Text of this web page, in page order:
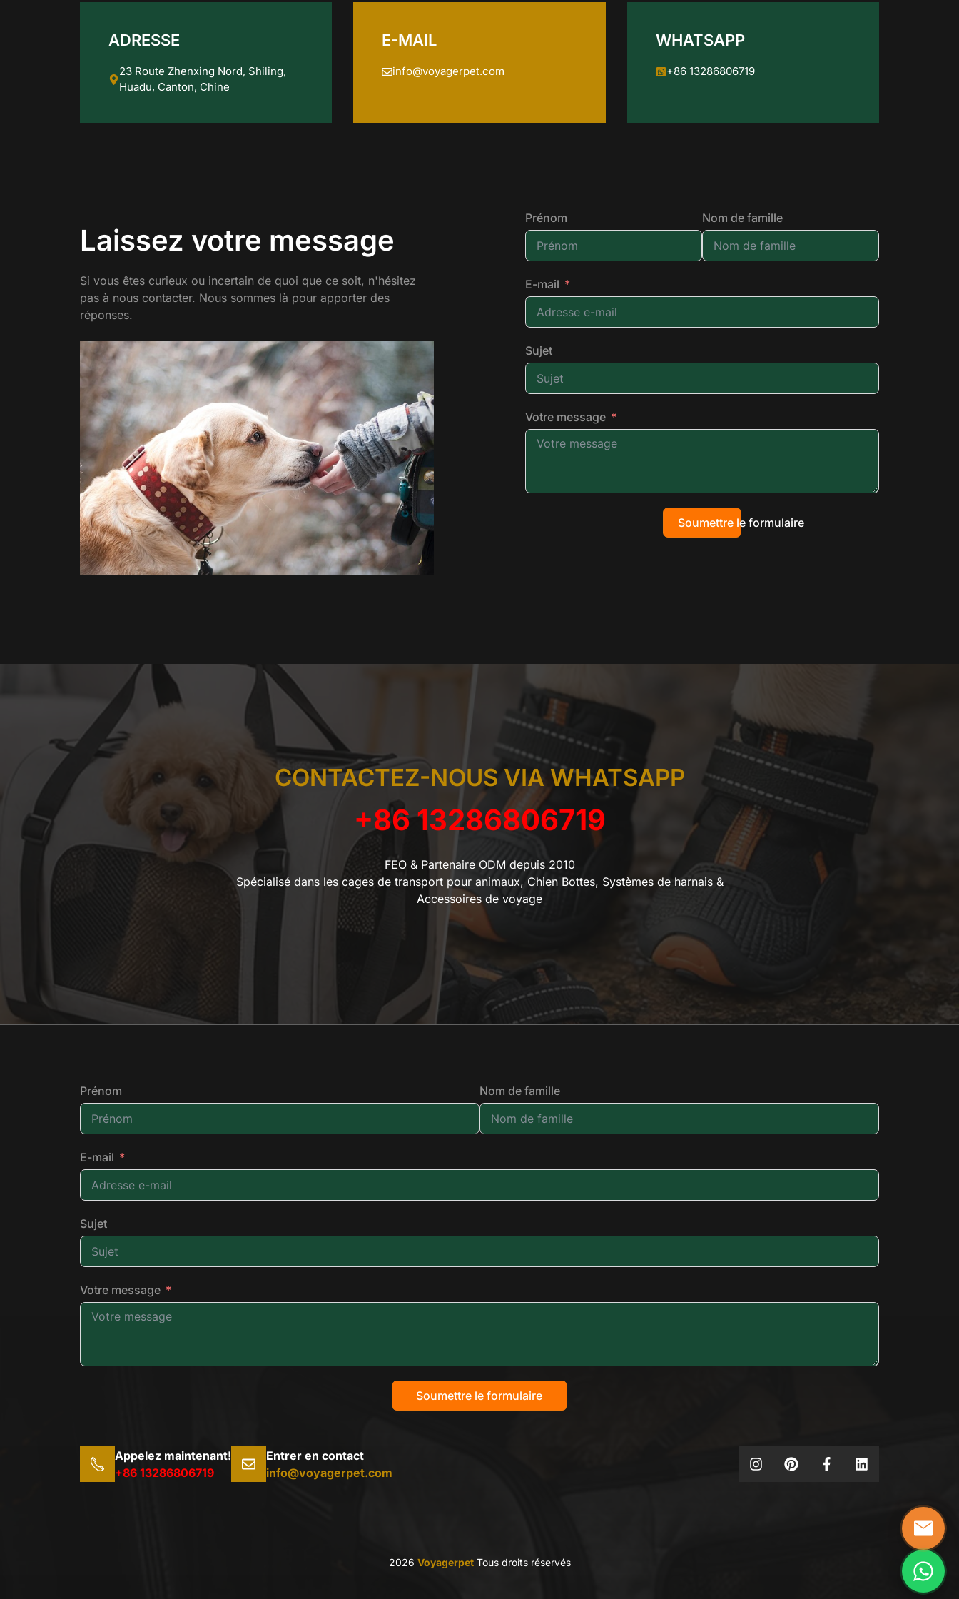
ADRESSE
23 Route Zhenxing Nord, Shiling,
Huadu, Canton, Chine
E-MAIL
info@voyagerpet.com
WHATSAPP
+86 13286806719
Laissez votre message
Si vous êtes curieux ou incertain de quoi que ce soit, n'hésitez
pas à nous contacter. Nous sommes là pour apporter des
réponses.
Prénom Nom de famille
E-mail
Sujet
Votre message
Soumettre le formulaire
CONTACTEZ-NOUS VIA WHATSAPP
+86 13286806719
FEO & Partenaire ODM depuis 2010
Spécialisé dans les cages de transport pour animaux, Chien Bottes, Systèmes de harnais &
Accessoires de voyage
Prénom Nom de famille
E-mail
Sujet
Votre message
Soumettre le formulaire
Appelez maintenant!
+86 13286806719
Entrer en contact
info@voyagerpet.com
2026 VoyagerpetTous droits réservés